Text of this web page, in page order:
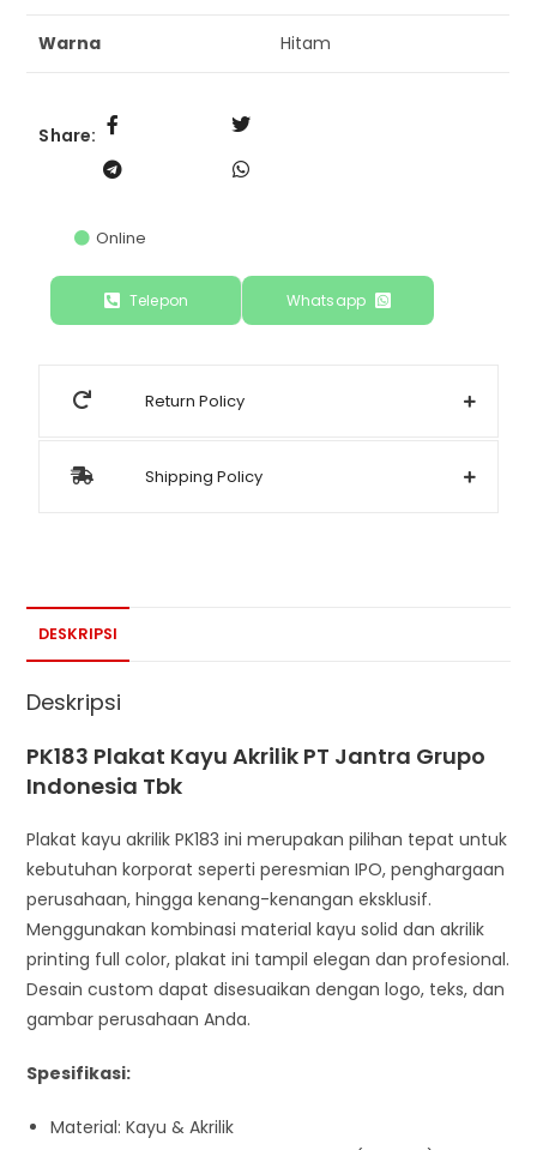
Warna Hitam
Share:
Online
Telepon Whatsapp
Return Policy
Shipping Policy
DESKRIPSI
Deskripsi
PK183 Plakat Kayu Akrilik PT Jantra Grupo
Indonesia Tbk
Plakat kayu akrilik PK183 ini merupakan pilihan tepat untuk
kebutuhan korporat seperti peresmian IPO, penghargaan
perusahaan, hingga kenang-kenangan eksklusif.
Menggunakan kombinasi material kayu solid dan akrilik
printing full color, plakat ini tampil elegan dan profesional.
Desain custom dapat disesuaikan dengan logo, teks, dan
gambar perusahaan Anda.
Spesifikasi:
Material: Kayu & Akrilik